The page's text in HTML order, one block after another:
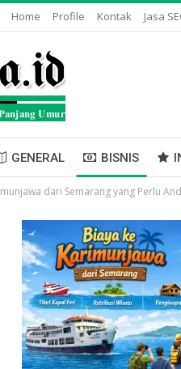
Home Profile Kontak Jasa
GENERAL BISNIS
dari Semarang yang Perlu